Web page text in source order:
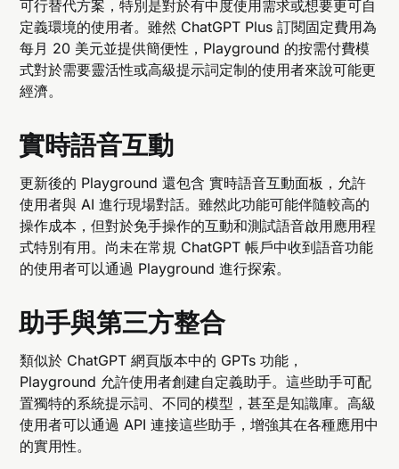
可行替代方案，特別是對於有中度使用需求或想要更可自
定義環境的使用者。雖然 ChatGPT Plus 訂閱固定費用為
每月 20 美元並提供簡便性，Playground 的按需付費模
式對於需要靈活性或高級提示詞定制的使用者來說可能更
經濟。
實時語音互動
更新後的 Playground 還包含 實時語音互動面板，允許
使用者與 AI 進行現場對話。雖然此功能可能伴隨較高的
操作成本，但對於免手操作的互動和測試語音啟用應用程
式特別有用。尚未在常規 ChatGPT 帳戶中收到語音功能
的使用者可以通過 Playground 進行探索。
助手與第三方整合
類似於 ChatGPT 網頁版本中的 GPTs 功能，
Playground 允許使用者創建自定義助手。這些助手可配
置獨特的系統提示詞、不同的模型，甚至是知識庫。高級
使用者可以通過 API 連接這些助手，增強其在各種應用中
的實用性。